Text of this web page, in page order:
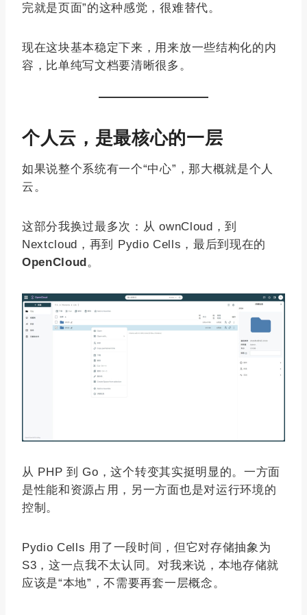
完就是页面”的这种感觉，很难替代。
现在这块基本稳定下来，用来放一些结构化的内
容，比单纯写文档要清晰很多。
个人云，是最核心的一层
如果说整个系统有一个“中心”，那大概就是个人
云。
这部分我换过最多次：从 ownCloud，到
Nextcloud，再到 Pydio Cells，最后到现在的
OpenCloud。
从 PHP 到 Go，这个转变其实挺明显的。一方面
是性能和资源占用，另一方面也是对运行环境的
控制。
Pydio Cells 用了一段时间，但它对存储抽象为
S3，这一点我不太认同。对我来说，本地存储就
应该是“本地”，不需要再套一层概念。